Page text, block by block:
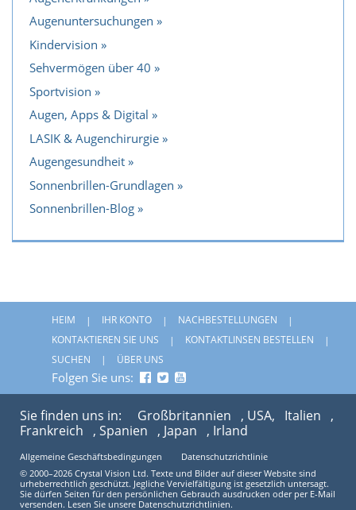
Augenuntersuchungen
Kindervision
Sehvermögen über 40
Sportvision
Augen, Apps & Digital
LASIK & Augenchirurgie
Augengesundheit
Sonnenbrillen-Grundlagen
Sonnenbrillen-Blog
HEIM IHR KONTO
NACHBESTELLUNGEN
KONTAKTIEREN SIE UNS
KONTAKTLINSEN BESTELLEN
SUCHEN
ÜBER UNS
Folgen Sie uns:
Sie finden uns in: Großbritannien , USA, Italien
,
Frankreich
, Spanien , Japan , Irland
Allgemeine Geschäftsbedingungen
Datenschutzrichtlinie
© 2000–2026 Crystal Vision Ltd. Texte und Bilder auf dieser Website sind
urheberrechtlich geschützt. Jegliche Vervielfältigung ist gesetzlich untersagt.
Sie dürfen Seiten für den persönlichen Gebrauch ausdrucken oder per E-Mail
versenden. Lesen Sie unsere Datenschutzrichtlinien.